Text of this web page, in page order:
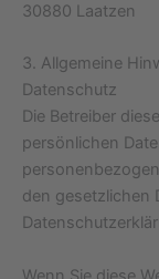
30880 Laatzen
3. Allgemeine
Datenschutz
Die Betreiber
persönlichen
den gesetzlichen